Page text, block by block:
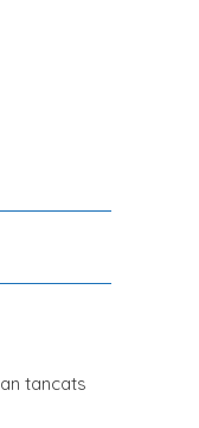
tancats